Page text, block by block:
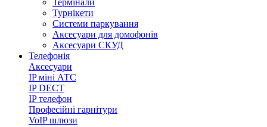
Термінали
Турнікети
Системи паркування
Аксесуари для домофонів
Аксесуари СКУД
Телефонія
Аксесуари
IP міні АТС
IP DECT
IP телефон
Професійні гарнітури
VoIP шлюзи